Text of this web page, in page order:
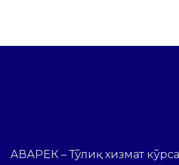
АВАРЕК – Тўлиқ хизмат